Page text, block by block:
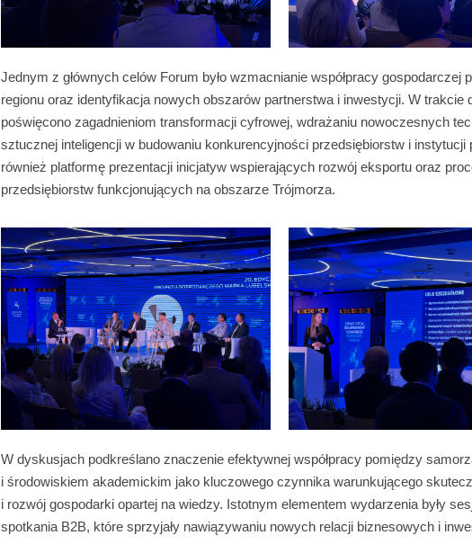
Jednym z głównych celów Forum było wzmacnianie współpracy gospodarczej
regionu oraz identyfikacja nowych obszarów partnerstwa i inwestycji. W trakcie
poświęcono zagadnieniom transformacji cyfrowej, wdrażaniu nowoczesnych
sztucznej inteligencji w budowaniu konkurencyjności przedsiębiorstw i instytucji
również platformę prezentacji inicjatyw wspierających rozwój eksportu oraz
przedsiębiorstw funkcjonujących na obszarze Trójmorza.
W dyskusjach podkreślano znaczenie efektywnej współpracy pomiędzy
i środowiskiem akademickim jako kluczowego czynnika warunkującego
i rozwój gospodarki opartej na wiedzy. Istotnym elementem wydarzenia były
spotkania B2B, które sprzyjały nawiązywaniu nowych relacji biznesowych i